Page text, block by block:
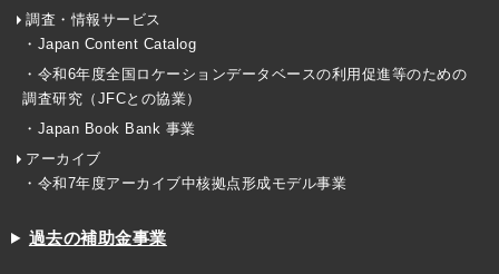
調査・情報サービス
・Japan Content Catalog
・令和6年度全国ロケーションデータベースの利用促進等のための
調査研究（JFCとの協業）
・Japan Book Bank 事業
アーカイブ
・令和7年度アーカイブ中核拠点形成モデル事業
過去の補助金事業